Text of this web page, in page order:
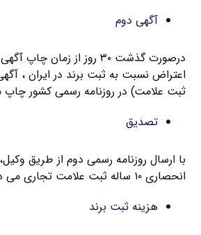
آگهی دوم
درصورت گذشت ۳۰ روز از زمان
اعتراض نسبت به ثبت برند در ایران ،
ثبت علامت) در روزنامه رسمی کشور
تصدیق
با ارسال روزنامه رسمی دوم از طریق
انحصاری ۱۰ ساله ثبت علامت تجاری می دهیم.
هزینه ثبت برند